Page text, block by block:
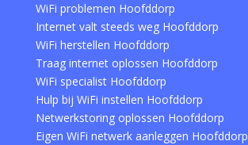
WiFi problemen Hoofddorp
Internet valt steeds weg Hoofddorp
WiFi herstellen Hoofddorp
Traag internet oplossen Hoofddorp
WiFi specialist Hoofddorp
Hulp bij WiFi instellen Hoofddorp
Netwerkstoring oplossen Hoofddorp
Eigen WiFi netwerk aanleggen Hoofddorp